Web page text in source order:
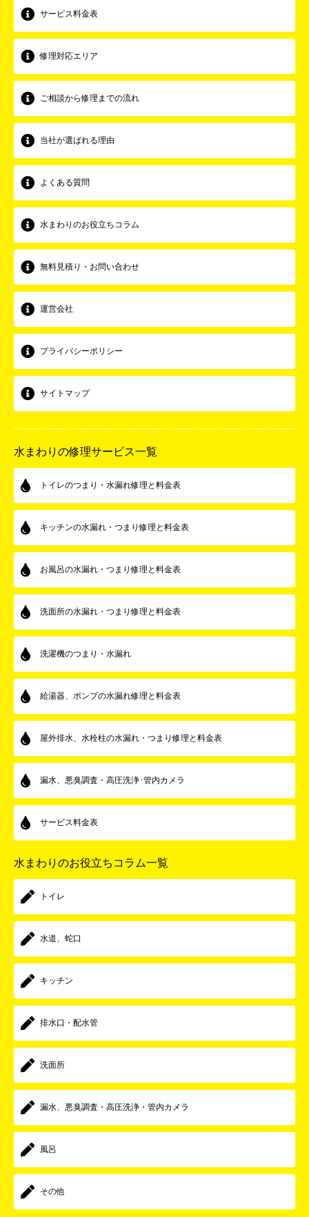
サービス料金表
修理対応エリア
ご相談から修理までの流れ
当社が選ばれる理由
よくある質問
水まわりのお役立ちコラム
無料見積り・お問い合わせ
運営会社
プライバシーポリシー
サイトマップ
水まわりの修理サービス一覧
トイレのつまり・水漏れ修理と料金表
キッチンの水漏れ・つまり修理と料金表
お風呂の水漏れ・つまり修理と料金表
洗面所の水漏れ・つまり修理と料金表
洗濯機のつまり・水漏れ
給湯器、ポンプの水漏れ修理と料金表
屋外排水、水栓柱の水漏れ・つまり修理と料金表
漏水、悪臭調査・高圧洗浄･管内カメラ
サービス料金表
水まわりのお役立ちコラム一覧
トイレ
水道、蛇口
キッチン
排水口・配水管
洗面所
漏水、悪臭調査・高圧洗浄・管内カメラ
風呂
その他